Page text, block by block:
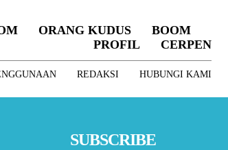
ORANG KUDUS
BOOM
PROFIL
CERPEN
REDAKSI HUBUNGI KAMI
SUBSCRIBE